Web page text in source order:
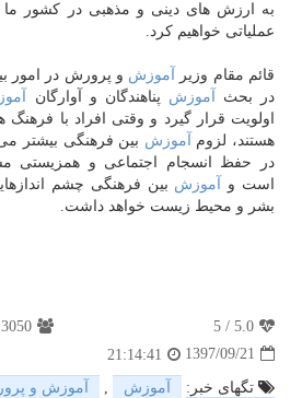
به ارزش های دینی و مذهبی در كشور ما
عملیاتی خواهیم كرد.
قائم مقام وزیر آموزش و پرورش در امور
در بحث
آموزش پناهندگان و آوارگان
اولویت قرار گیرد و وقتی افراد با
هستند، لزوم
آموزش بین فرهنگی بیشتر
در حفظ انسجام اجتماعی و همزیستی
است و
آموزش بین فرهنگی چشم
بشر و محیط زیست خواهد داشت.
5.0
/
5
3050
1397/09/21
21:14:41
تگهای خبر:
آموزش , آموزش و